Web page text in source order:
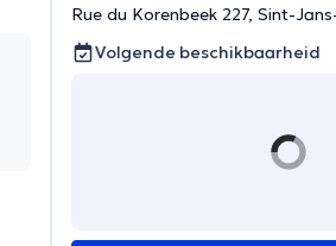
Rue du Korenbeek 227, Sint-
Volgende beschikbaarheid